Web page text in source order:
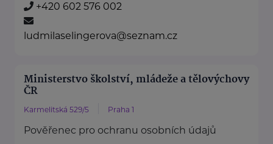
+420 602 576 002
ludmilaselingerova@seznam.cz
Ministerstvo školství, mládeže a tělovýchovy
ČR
Karmelitská 529/5 Praha 1
Pověřenec pro ochranu osobních údajů